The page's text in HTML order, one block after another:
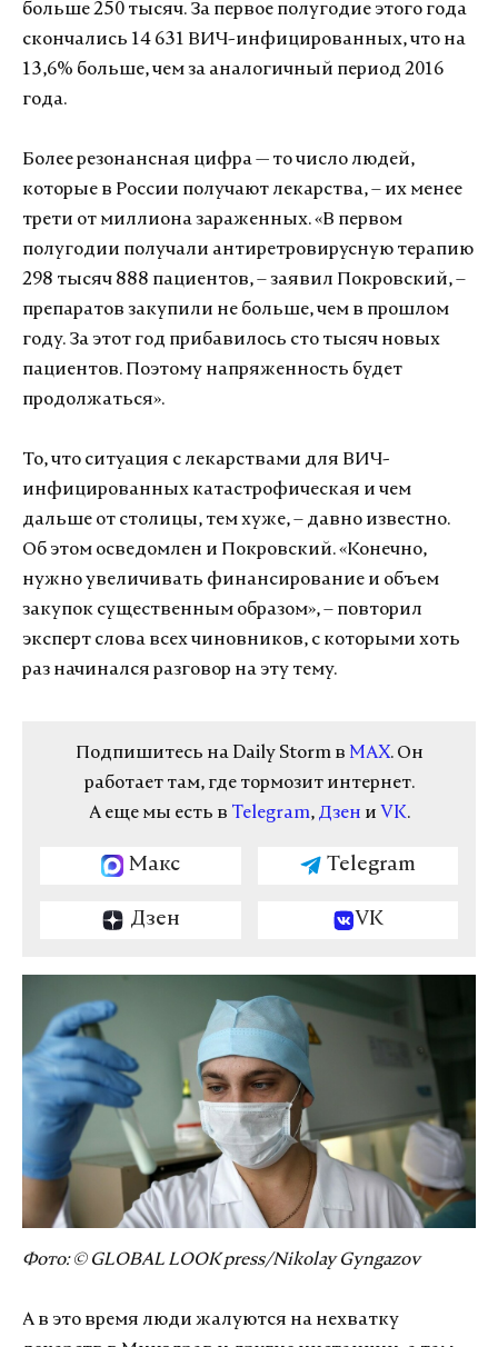
больше 250 тысяч. За первое полугодие этого года
скончались 14 631 ВИЧ-инфицированных, что на
13,6% больше, чем за аналогичный период 2016
года.
Более резонансная цифра — то число людей,
которые в России получают лекарства, – их менее
трети от миллиона зараженных. «В первом
полугодии получали антиретровирусную терапию
298 тысяч 888 пациентов, – заявил Покровский, –
препаратов закупили не больше, чем в прошлом
году. За этот год прибавилось сто тысяч новых
пациентов. Поэтому напряженность будет
продолжаться».
То, что ситуация с лекарствами для ВИЧ-
инфицированных катастрофическая и чем
дальше от столицы, тем хуже, – давно известно.
Об этом осведомлен и Покровский. «Конечно,
нужно увеличивать финансирование и объем
закупок существенным образом», – повторил
эксперт слова всех чиновников, с которыми хоть
раз начинался разговор на эту тему.
Подпишитесь на Daily Storm в MAX. Он
работает там, где тормозит интернет.
А еще мы есть в Telegram, Дзен и VK.
Макс Telegram
Дзен VK
Фото: © GLOBAL LOOK press/Nikolay Gyngazov
А в это время люди жалуются на нехватку